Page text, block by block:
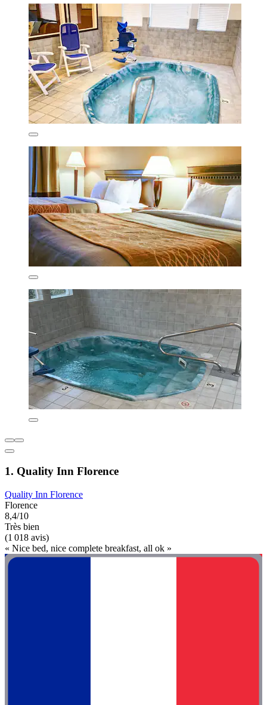
1. Quality Inn Florence
Quality Inn Florence
Florence
8,4/10
Très bien
(1 018 avis)
« Nice bed, nice complete breakfast, all ok »